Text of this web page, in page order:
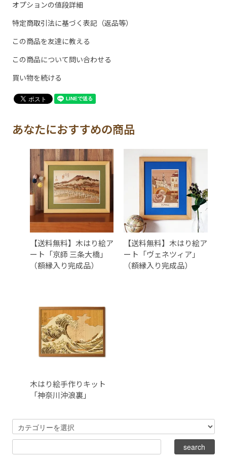
オプションの値段詳細
特定商取引法に基づく表記（返品等）
この商品を友達に教える
この商品について問い合わせる
買い物を続ける
あなたにおすすめの商品
【送料無料】木はり絵ア
ート「京師 三条大橋」
（額縁入り完成品）
【送料無料】木はり絵ア
ート「ヴェネツィア」
（額縁入り完成品）
木はり絵手作りキット
「神奈川沖浪裏」